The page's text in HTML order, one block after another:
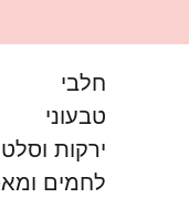
חלבי
טבעוני
ירקות
לחמים